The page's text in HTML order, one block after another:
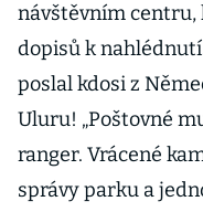
návštěvním centru,
dopisů k
poslal kdosi z
Uluru! „Poštovné
ranger. Vrácené
správy parku a